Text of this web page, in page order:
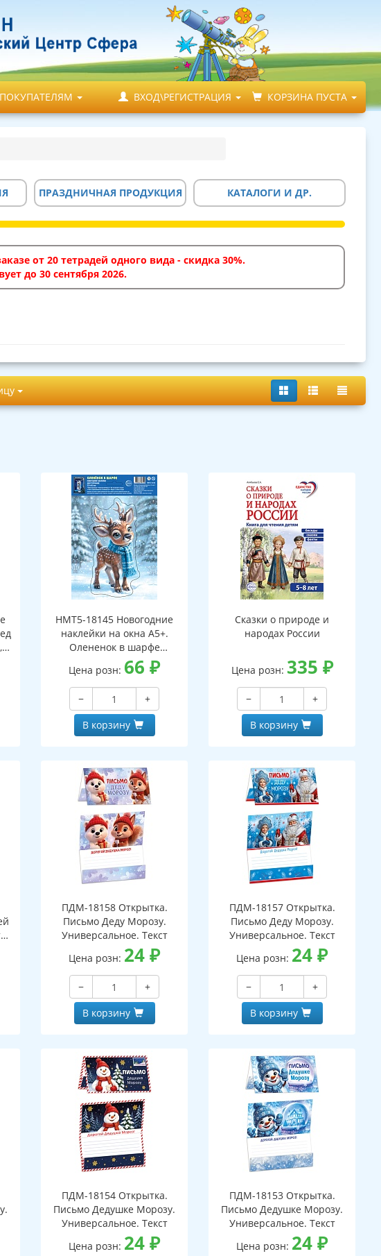
ПОКУПАТЕЛЯМ ВХОД\РЕГИСТРАЦИЯ КОРЗИНА ПУСТА
ПРАЗДНИЧНАЯ ПРОДУКЦИЯ КАТАЛОГИ И ДР.
от 20 тетрадей одного вида - скидка 30%.
до 30 сентября 2026.
НМТ5-18145 Новогодние
наклейки на окна А5+.
Олененок в шарфе
(двухсторонние, видны с
обеих сторон,
многоразовые)
Цена розн: 66₽
−
+
В корзину
Сказки о природе и
народах России
Цена розн: 335 ₽
−
+
В корзину
ПДМ-18158 Открытка.
Письмо Деду Морозу.
Универсальное. Текст
Цена розн: 24₽
−
+
В корзину
ПДМ-18157 Открытка.
Письмо Деду Морозу.
Универсальное. Текст
Цена розн: 24₽
−
+
В корзину
ПДМ-18154 Открытка.
Письмо Дедушке Морозу.
Универсальное. Текст
Цена розн: 24₽
ПДМ-18153 Открытка.
Письмо Дедушке Морозу.
Универсальное. Текст
Цена розн: 24₽